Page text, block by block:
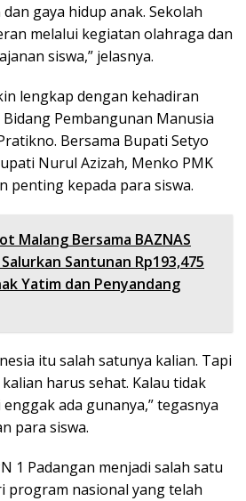
gaya hidup anak. Sekolah
melalui kegiatan olahraga dan
siswa,” jelasnya.
lengkap dengan kehadiran
Pembangunan Manusia
Bersama Bupati Setyo
Nurul Azizah, Menko PMK
penting kepada para siswa.
Malang Bersama BAZNAS
Santunan Rp193,475
Yatim dan Penyandang
itu salah satunya kalian. Tapi
harus sehat. Kalau tidak
ada gunanya,” tegasnya
para siswa.
1 Padangan menjadi salah satu
program nasional yang telah